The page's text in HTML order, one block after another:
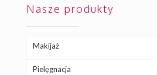
Nasze produkty
Makijaż
Pielęgnacja